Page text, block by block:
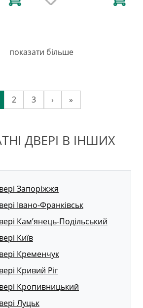
показати більше
2 3 › »
ДВЕРІ В ІНШИХ
Запоріжжя
Івано-Франківськ
Кам’янець-Подільський
Київ
Кременчук
Кривий Ріг
Кропивницький
Луцьк